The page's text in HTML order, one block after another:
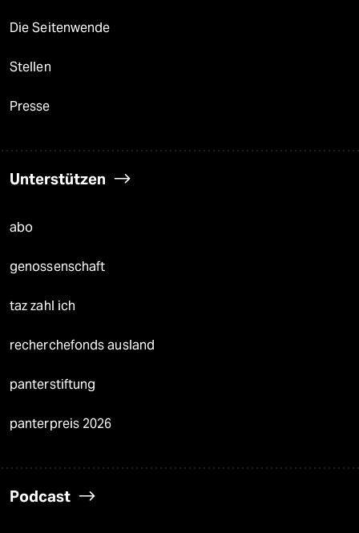
Die Seitenwende
Stellen
Presse
Unterstützen
abo
genossenschaft
taz zahl ich
recherchefonds ausland
panterstiftung
panterpreis 2026
Podcast